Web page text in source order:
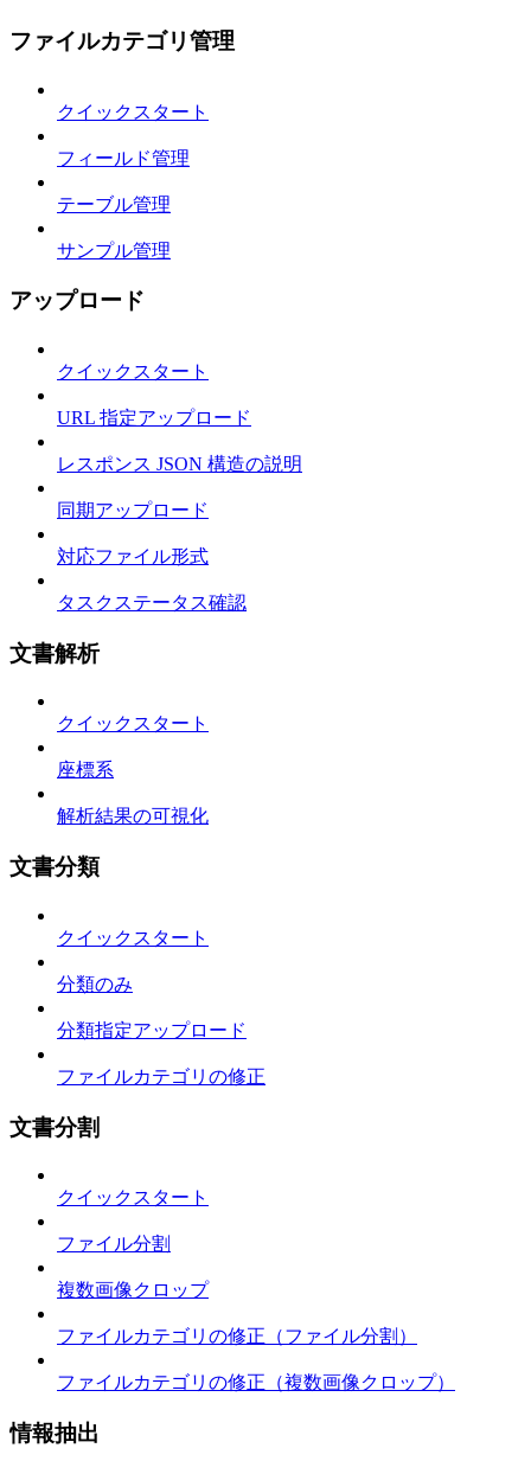
ファイルカテゴリ管理
クイックスタート
フィールド管理
テーブル管理
サンプル管理
アップロード
クイックスタート
URL 指定アップロード
レスポンス JSON 構造の説明
同期アップロード
対応ファイル形式
タスクステータス確認
文書解析
クイックスタート
座標系
解析結果の可視化
文書分類
クイックスタート
分類のみ
分類指定アップロード
ファイルカテゴリの修正
文書分割
クイックスタート
ファイル分割
複数画像クロップ
ファイルカテゴリの修正（ファイル分割）
ファイルカテゴリの修正（複数画像クロップ）
情報抽出